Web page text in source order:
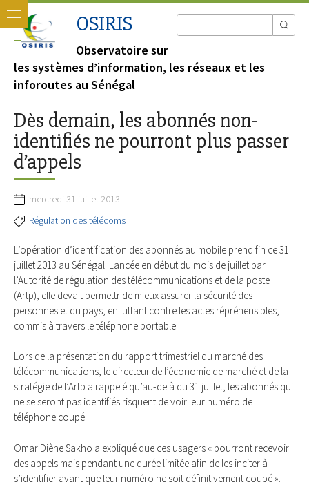
OSIRIS
Observatoire sur
les systèmes d’information, les réseaux et les
inforoutes au Sénégal
Dès demain, les abonnés non-
identifiés ne pourront plus passer
d’appels
mercredi 31 juillet 2013
Régulation des télécoms
L’opération d’identification des abonnés au mobile prend fin ce 31
juillet 2013 au Sénégal. Lancée en début du mois de juillet par
l’Autorité de régulation des télécommunications et de la poste
(Artp), elle devait permettr de mieux assurer la sécurité des
personnes et du pays, en luttant contre les actes répréhensibles,
commis à travers le téléphone portable.
Lors de la présentation du rapport trimestriel du marché des
télécommunications, le directeur de l’économie de marché et de la
stratégie de l’Artp a rappelé qu’au-delà du 31 juillet, les abonnés qui
ne se seront pas identifiés risquent de voir leur numéro de
téléphone coupé.
Omar Diène Sakho a expliqué que ces usagers « pourront recevoir
des appels mais pendant une durée limitée afin de les inciter à
s’identifier avant que leur numéro ne soit définitivement coupé ».